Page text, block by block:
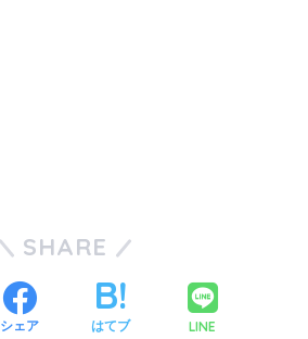
SHARE
シェア はてブ LINE